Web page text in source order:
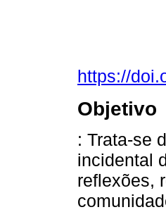
https://
Objetivo
: Trata-se
incidental
reflexões,